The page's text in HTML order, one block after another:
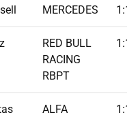
MERCEDES
RED BULL
RACING
RBPT
ALFA